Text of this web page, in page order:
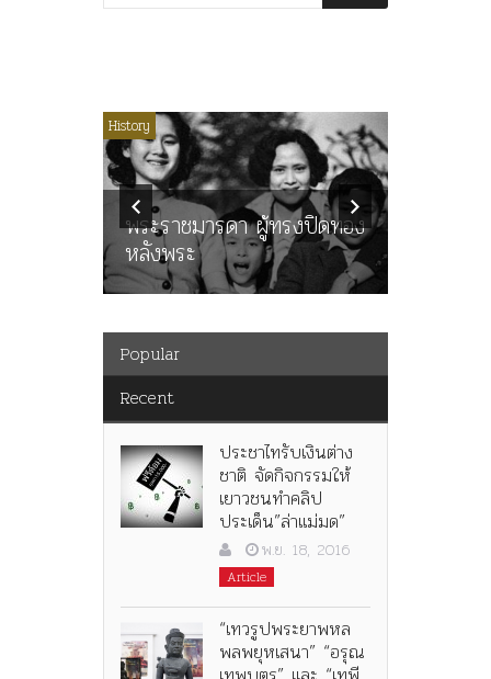
History
พระราชมารดา ผู้ทรงปิดทอง
หลังพระ
Popular
Recent
ประชาไทรับเงินต่าง
ชาติ จัดกิจกรรมให้
เยาวชนทำคลิป
ประเด็น”ล่าแม่มด”
พ.ย. 18, 2016
Article
“เทวรูปพระยาพหล
พลพยุหเสนา” “อรุณ